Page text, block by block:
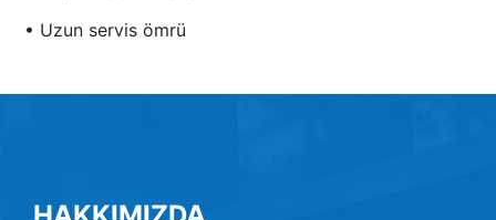
• Uzun servis ömrü